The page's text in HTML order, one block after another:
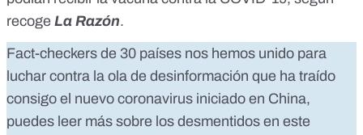
recoge La Razón.
Fact-checkers de 30 países nos hemos unido para
luchar contra la ola de desinformación que ha traído
consigo el nuevo coronavirus iniciado en China,
puedes leer más sobre los desmentidos en este